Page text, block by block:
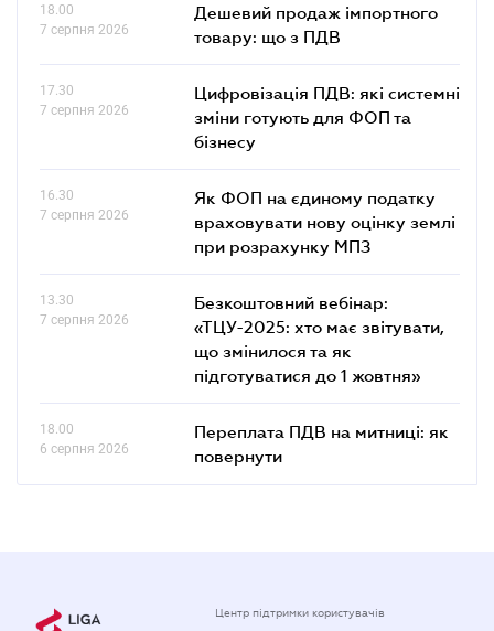
18.00
7 серпня 2026
Дешевий продаж імпортного
товару: що з ПДВ
17.30
7 серпня 2026
Цифровізація ПДВ: які системні
зміни готують для ФОП та
бізнесу
16.30
7 серпня 2026
Як ФОП на єдиному податку
враховувати нову оцінку землі
при розрахунку МПЗ
13.30
7 серпня 2026
Безкоштовний вебінар:
«ТЦУ-2025: хто має звітувати,
що змінилося та як
підготуватися до 1 жовтня»
18.00
6 серпня 2026
Переплата ПДВ на митниці: як
повернути
Центр підтримки користувачів